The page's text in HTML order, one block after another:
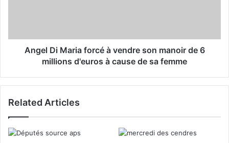
Angel Di Maria forcé à vendre son manoir de 6
millions d'euros à cause de sa femme
Related Articles